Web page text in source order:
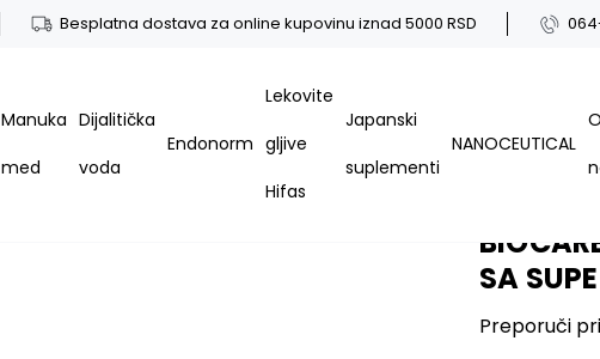
Besplatna dostava za online kupovinu iznad 5000 RSD
Manuka
med
Dijalitička
voda
Endonorm
Lekovite
gljive
Hifas
Japanski
suplementi
NANOCEUTICAL
SA
Preporuči